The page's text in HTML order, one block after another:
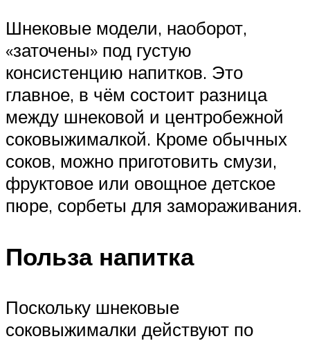
Шнековые модели, наоборот,
«заточены» под густую
консистенцию напитков. Это
главное, в чём состоит разница
между шнековой и центробежной
соковыжималкой. Кроме обычных
соков, можно приготовить смузи,
фруктовое или овощное детское
пюре, сорбеты для замораживания.
Польза напитка
Поскольку шнековые
соковыжималки действуют по